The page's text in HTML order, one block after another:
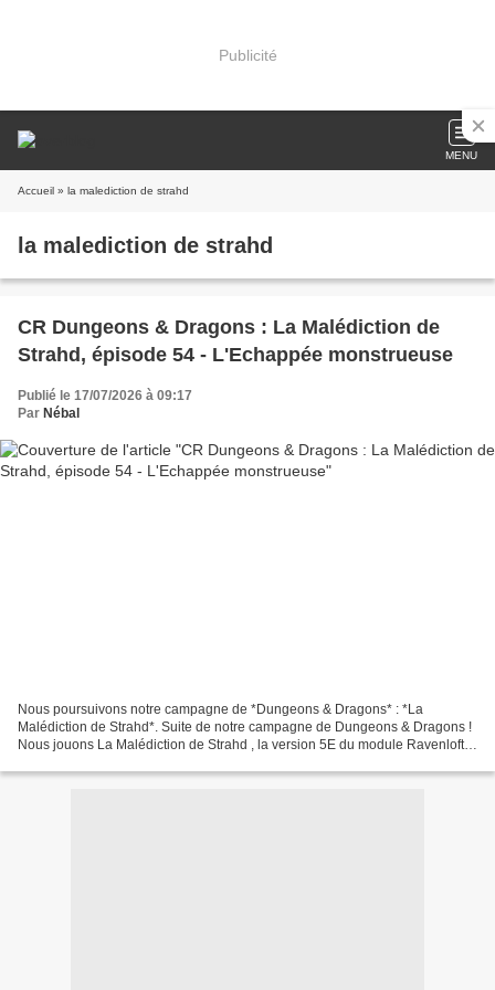
Publicité
MENU
Accueil » la malediction de strahd
la malediction de strahd
CR Dungeons & Dragons : La Malédiction de
Strahd, épisode 54 - L'Echappée monstrueuse
Publié le 17/07/2026 à 09:17
Par Nébal
Nous poursuivons notre campagne de *Dungeons & Dragons* : *La
Malédiction de Strahd*. Suite de notre campagne de Dungeons & Dragons !
Nous jouons La Malédiction de Strahd , la version 5E du module Ravenloft…